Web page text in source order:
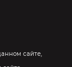
сайте,